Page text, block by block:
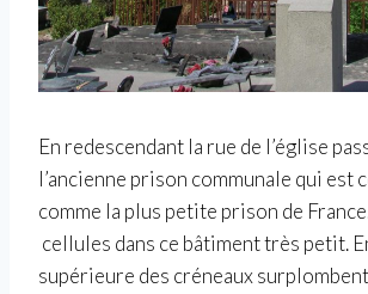
En redescendant la rue de l’église
l’ancienne prison communale qui est
comme la plus petite prison de
cellules dans ce bâtiment très petit.
supérieure des créneaux